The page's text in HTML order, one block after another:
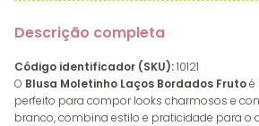
Descrição completa
Código identificador (SKU):10121
O Blusa Moletinho Laços Bordados Frutoé
perfeito para compor looks charmosos e
branco, combina estilo e praticidade para o